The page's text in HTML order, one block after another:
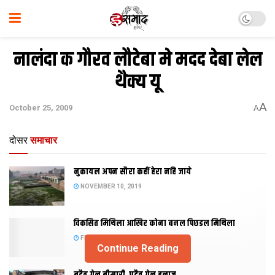
नालंदा क गौरव लौटेबा मे मदद देबा लेल
थैक्य यू
October 25, 2009 AA
दोसर समाचार
नुकायल अपन सौरा कहीं हेरा नहि जाये
NOVEMBER 10, 2019
विकसित मिथिला आखिर कोना बनल पिछडल मिथिला
FEBRUARY 23, 2019
Continue Reading